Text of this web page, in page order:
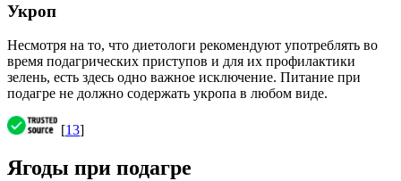
Укроп
Несмотря на то, что диетологи рекомендуют употреблять во
время подагрических приступов и для их профилактики
зелень, есть здесь одно важное исключение. Питание при
подагре не должно содержать укропа в любом виде.
[13]
Ягоды при подагре